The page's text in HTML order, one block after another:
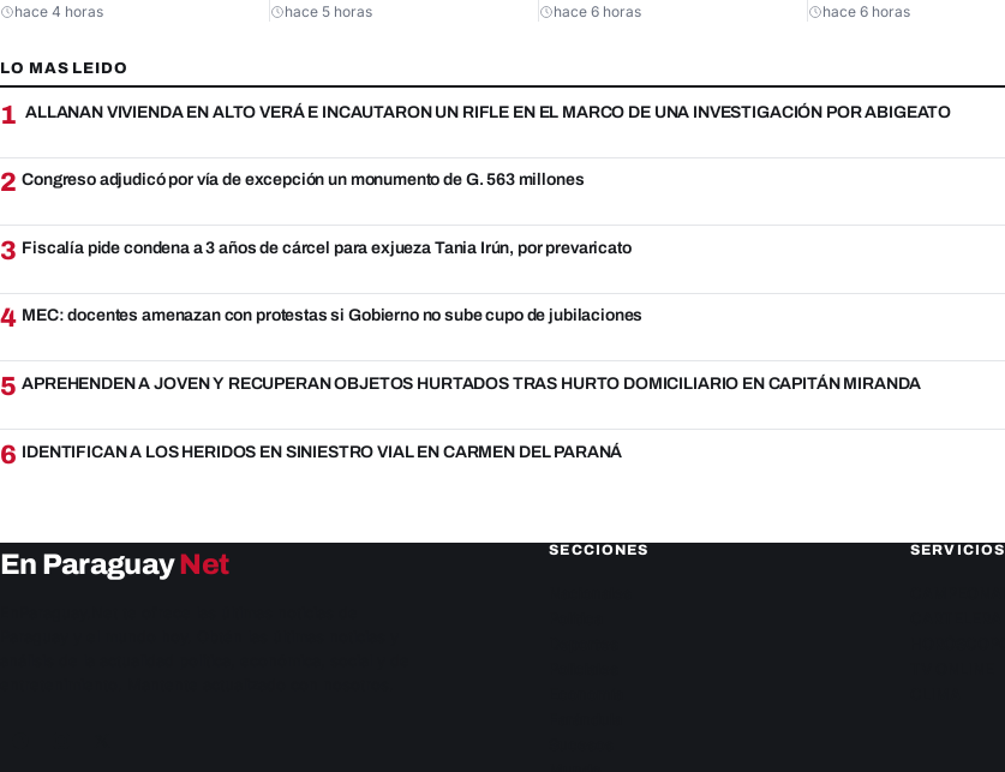
hace 4 horas hace 5 horas hace 6 horas hace 6 horas
LO MAS LEIDO
1 ALLANAN VIVIENDA EN ALTO VERÁ E INCAUTARON UN RIFLE EN EL MARCO DE UNA INVESTIGACIÓN POR ABIGEATO
2 Congreso adjudicó por vía de excepción un monumento de G. 563 millones
3 Fiscalía pide condena a 3 años de cárcel para exjueza Tania Irún, por prevaricato
4 MEC: docentes amenazan con protestas si Gobierno no sube cupo de jubilaciones
5 APREHENDEN A JOVEN Y RECUPERAN OBJETOS HURTADOS TRAS HURTO DOMICILIARIO EN CAPITÁN MIRANDA
6 IDENTIFICAN A LOS HERIDOS EN SINIESTRO VIAL EN CARMEN DEL PARANÁ
En ParaguayNet SECCIONES SERVICIOS